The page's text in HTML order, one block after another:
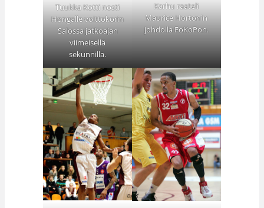
Tuukka Kotti nosti
Hongalle voittokorin
Salossa jatkoajan
viimeisellä
sekunnilla.
Karhu raateli
Maurice Hortonin
johdolla FoKoPon.